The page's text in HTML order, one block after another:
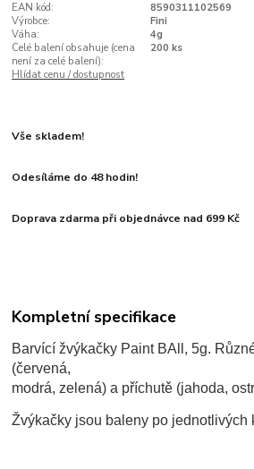
EAN kód:
8590311102569
Výrobce:
Fini
Váha:
4g
Celé balení obsahuje (cena
není za celé balení):
200 ks
Hlídat cenu / dostupnost
Vše skladem!
Odesíláme do 48 hodin!
Doprava zdarma při objednávce nad 699 Kč
Kompletní specifikace
Barvící žvýkačky Paint BAll, 5g.
(červená,
modrá, zelená) a příchutě (jahoda,
Žvýkačky jsou baleny po jednotlivých